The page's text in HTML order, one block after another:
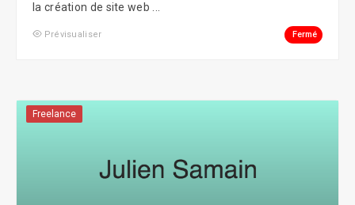
la création de site web ...
Prévisualiser Fermé
Freelance